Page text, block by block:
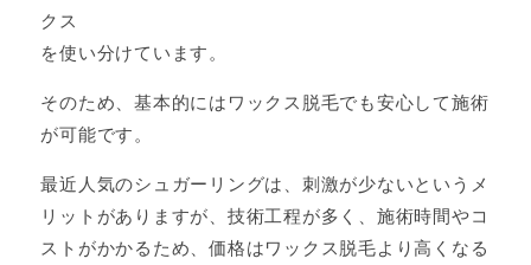
クス
を使い分けています。
そのため、基本的にはワックス脱毛でも安心して施術
が可能です。
最近人気のシュガーリングは、刺激が少ないというメ
リットがありますが、技術工程が多く、施術時間やコ
ストがかかるため、価格はワックス脱毛より高くなる